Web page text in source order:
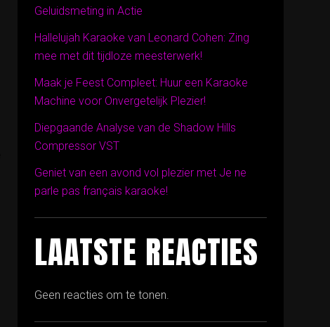
Geluidsmeting in Actie
Hallelujah Karaoke van Leonard Cohen: Zing
mee met dit tijdloze meesterwerk!
Maak je Feest Compleet: Huur een Karaoke
Machine voor Onvergetelijk Plezier!
Diepgaande Analyse van de Shadow Hills
Compressor VST
Geniet van een avond vol plezier met Je ne
parle pas français karaoke!
LAATSTE REACTIES
Geen reacties om te tonen.